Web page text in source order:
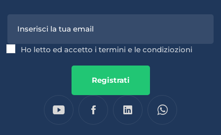
Ho letto ed accetto i termini e le condiziozioni
Registrati